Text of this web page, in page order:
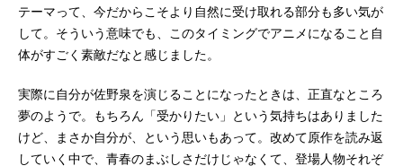
テーマって、今だからこそより自然に受け取れる部分も多い気が
して。そういう意味でも、このタイミングでアニメになること自
体がすごく素敵だなと感じました。
実際に自分が佐野泉を演じることになったときは、正直なところ
夢のようで。もちろん「受かりたい」という気持ちはありました
けど、まさか自分が、という思いもあって。改めて原作を読み返
していく中で、青春のまぶしさだけじゃなくて、登場人物それぞ